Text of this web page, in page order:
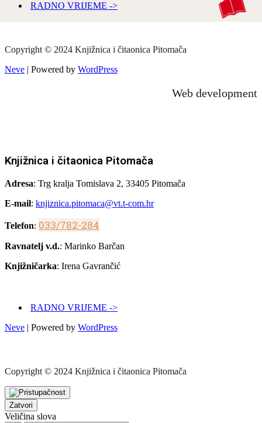
RADNO VRIJEME ->
Copyright © 2024 Knjižnica i čitaonica Pitomača
Neve | Powered by WordPress
Web development
Knjižnica i čitaonica Pitomača
Adresa: Trg kralja Tomislava 2, 33405 Pitomača
E-mail: knjiznica.pitomaca@vt.t-com.hr
Telefon: 033/782-284
Ravnatelj v.d.: Marinko Barčan
Knjižničarka: Irena Gavrančić
RADNO VRIJEME ->
Neve | Powered by WordPress
Copyright © 2024 Knjižnica i čitaonica Pitomača
Zatvori
Veličina slova